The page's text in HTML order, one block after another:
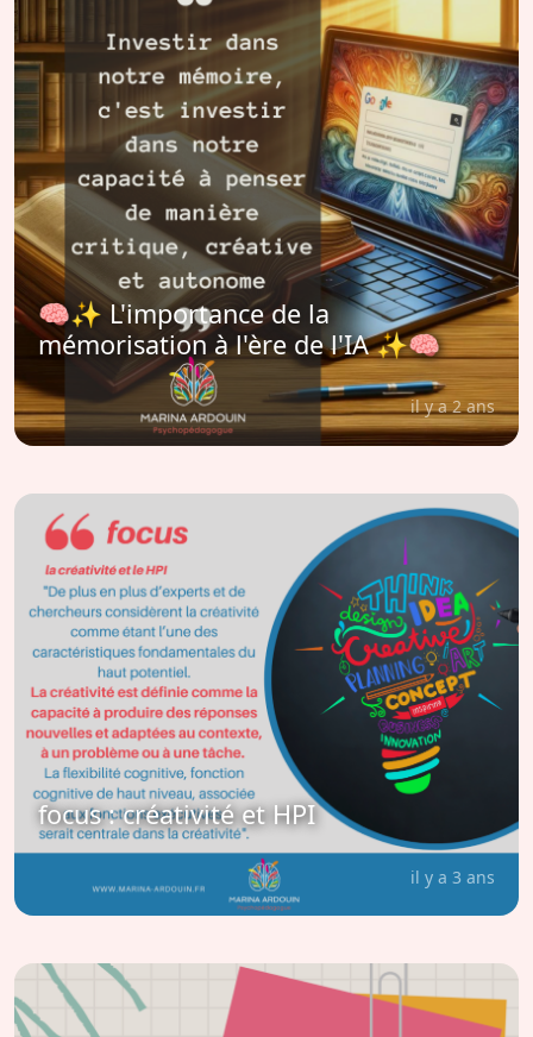
🧠✨ L'importance de la
mémorisation à l'ère de l'IA ✨🧠
il y a 2 ans
focus : créativité et HPI
il y a 3 ans